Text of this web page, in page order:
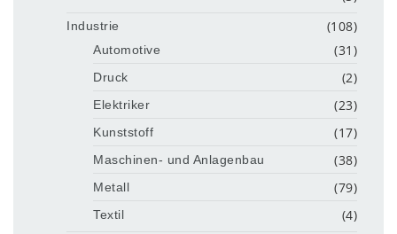
Industrie (108)
Automotive (31)
Druck (2)
Elektriker (23)
Kunststoff (17)
Maschinen- und Anlagenbau (38)
Metall (79)
Textil (4)